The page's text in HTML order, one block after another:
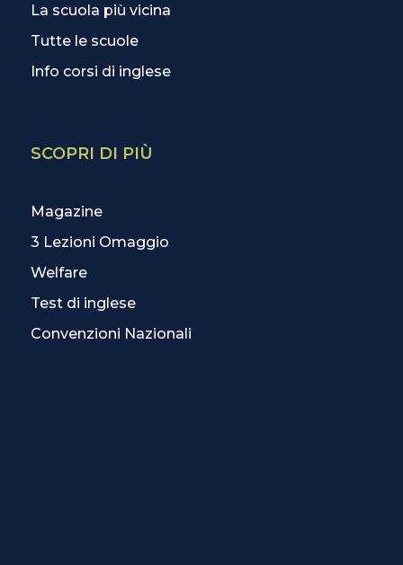
La scuola più vicina
Tutte le scuole
Info corsi di inglese
SCOPRI DI PIÙ
Magazine
3 Lezioni Omaggio
Welfare
Test di inglese
Convenzioni Nazionali